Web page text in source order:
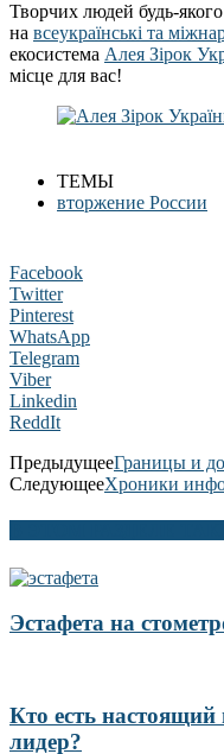
Творчих людей будь-якого
на всеукраїнські та
екосистема Алея Зірок
місце для вас!
ТЕМЫ
вторжение России
Facebook
Twitter
Pinterest
WhatsApp
Telegram
Viber
Linkedin
ReddIt
ПредыдущееГраницы и
СледующееХроники
Эстафета на
Кто есть
лидер?